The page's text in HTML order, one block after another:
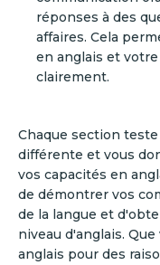
réponses à des
affaires. Cela
en anglais et
clairement.
Chaque section
différente et vous
vos capacités en
de démontrer vos
de la langue et
niveau d'anglais.
anglais pour des